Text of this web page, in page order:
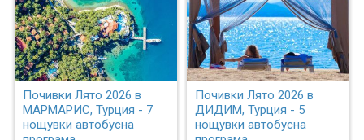
Почивки Лято 2026 в
МАРМАРИС, Турция - 7
нощувки автобусна
Почивки Лято 2026 в
ДИДИМ, Турция - 5
нощувки автобусна